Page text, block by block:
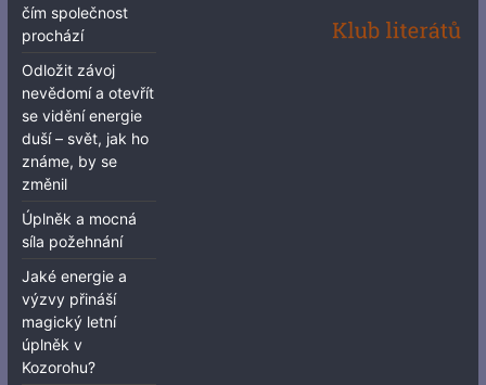
čím společnost
prochází
Odložit závoj
nevědomí a otevřít
se vidění energie
duší – svět, jak ho
známe, by se
změnil
Úplněk a mocná
síla požehnání
Jaké energie a
výzvy přináší
magický letní
úplněk v
Kozorohu?